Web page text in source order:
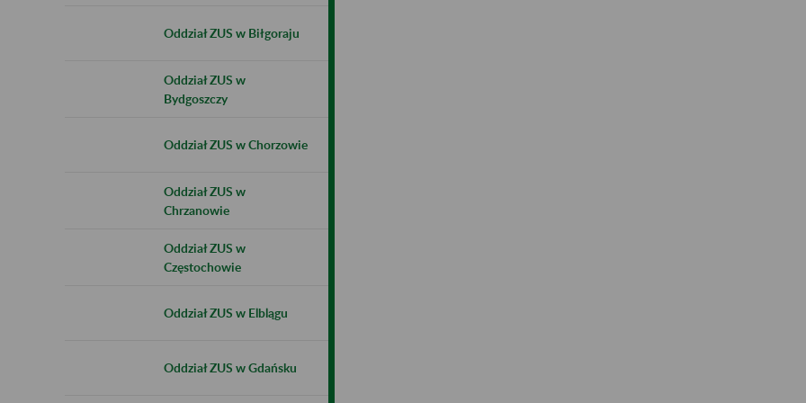
Oddział ZUS w Biłgoraju
Oddział ZUS w
Bydgoszczy
Oddział ZUS w Chorzowie
Oddział ZUS w
Chrzanowie
Oddział ZUS w
Częstochowie
Oddział ZUS w Elblągu
Oddział ZUS w Gdańsku